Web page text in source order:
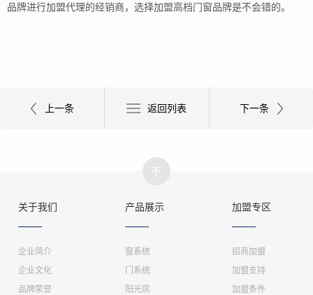
品牌进行加盟代理的经销商，选择加盟高档门窗品牌是不会错的。
上一条 返回列表 下一条
关于我们
企业简介
企业文化
品牌荣誉
产品展示
窗系统
门系统
阳光房
加盟专区
招商加盟
加盟支持
加盟条件